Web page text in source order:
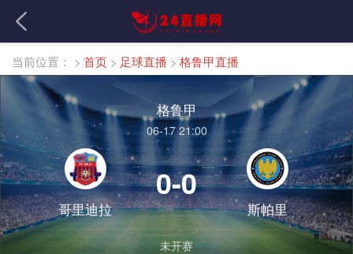
当前位置： > 首页 > 足球直播 > 格鲁甲直播
格鲁甲
06-17 21:00
哥里迪拉
0-0
斯帕里
未开赛